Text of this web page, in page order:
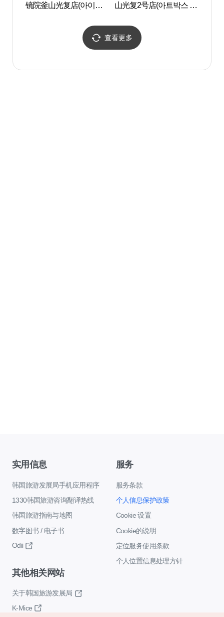
镜院釜山光复店(아이디
山光复2号店(아트박스 부
查看更多
实用信息
韩国旅游发展局手机应用程序
1330韩国旅游咨询翻译热线
韩国旅游指南与地图
数字图书 / 电子书
Odii
服务
服务条款
个人信息保护政策
Cookie 设置
Cookie的说明
定位服务使用条款
个人位置信息处理方针
其他相关网站
关于韩国旅游发展局
K-Mice